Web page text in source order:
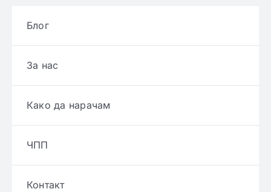
Блог
За нас
Како да нарачам
ЧПП
Контакт